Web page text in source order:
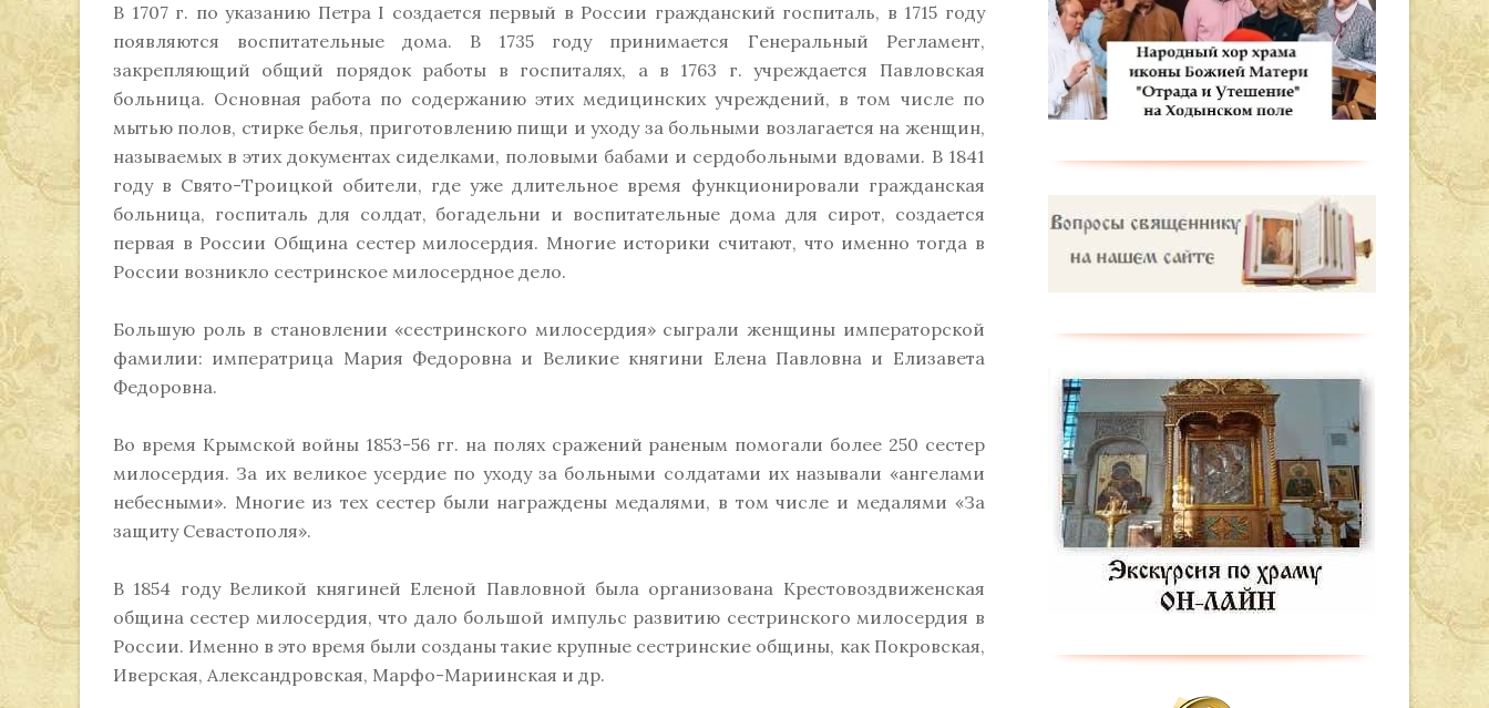
В 1707 г. по указанию Петра I создается первый в России гражданский госпиталь, в 1715 году
появляются воспитательные дома. В 1735 году принимается Генеральный Регламент,
закрепляющий общий порядок работы в госпиталях, а в 1763 г. учреждается Павловская
больница. Основная работа по содержанию этих медицинских учреждений, в том числе по
мытью полов, стирке белья, приготовлению пищи и уходу за больными возлагается на женщин,
называемых в этих документах сиделками, половыми бабами и сердобольными вдовами. В 1841
году в Свято-Троицкой обители, где уже длительное время функционировали гражданская
больница, госпиталь для солдат, богадельни и воспитательные дома для сирот, создается
первая в России Община сестер милосердия. Многие историки считают, что именно тогда в
России возникло сестринское милосердное дело.
Большую роль в становлении «сестринского милосердия» сыграли женщины императорской
фамилии: императрица Мария Федоровна и Великие княгини Елена Павловна и Елизавета
Федоровна.
Во время Крымской войны 1853-56 гг. на полях сражений раненым помогали более 250 сестер
милосердия. За их великое усердие по уходу за больными солдатами их называли «ангелами
небесными». Многие из тех сестер были награждены медалями, в том числе и медалями «За
защиту Севастополя».
В 1854 году Великой княгиней Еленой Павловной была организована Крестовоздвиженская
община сестер милосердия, что дало большой импульс развитию сестринского милосердия в
России. Именно в это время были созданы такие крупные сестринские общины, как Покровская,
Иверская, Александровская, Марфо-Мариинская и др.